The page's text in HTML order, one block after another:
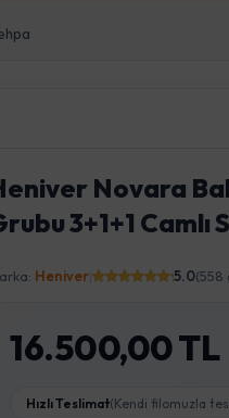
Novara
3+1+1 Camlı
Heniver 5.0(558
16.500,00 TL
Hızlı Teslimat(Kendi filomuzla